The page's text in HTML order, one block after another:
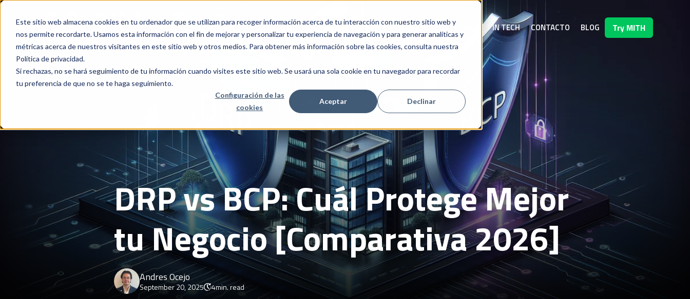
Este sitio web almacena cookies en tu ordenador que se utilizan para recoger información acerca de tu interacción con nuestro sitio web y
nos permite recordarte. Usamos esta información con el fin de mejorar y personalizar tu experiencia de navegación y para generar analíticas y
métricas acerca de nuestros visitantes en este sitio web y otros medios. Para obtener más información sobre las cookies, consulta nuestra
Política de privacidad.
Si rechazas, no se hará seguimiento de tu información cuando visites este sitio web. Se usará una sola cookie en tu navegador para recordar
tu preferencia de que no se te haga seguimiento.
Configuración de las
cookies
Aceptar Declinar
INICIO SERVICIOS Show submenu for Servicios
CALCULADORA SPEI NOSOTROS COMFORT IN TECH CONTACTO BLOG Try MITH
DRP vs BCP: Cuál Protege Mejor
tu Negocio [Comparativa 2026]
Andres Ocejo
September 20, 2025 4min. read